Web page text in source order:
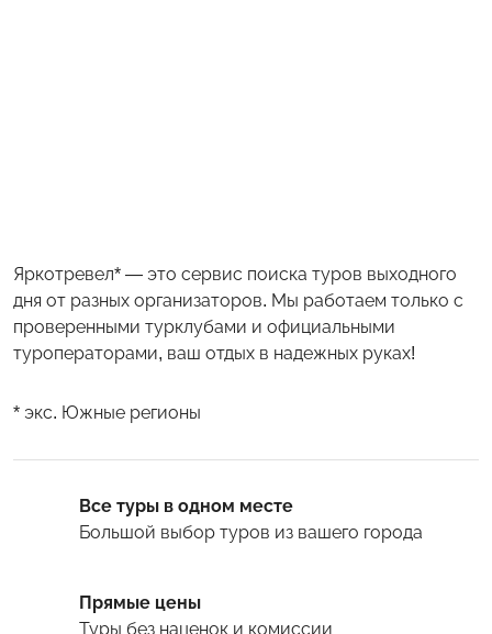
Яркотревел* — это сервис поиска туров выходного
дня от разных организаторов. Мы работаем только с
проверенными турклубами и официальными
туроператорами, ваш отдых в надежных руках!
* экс. Южные регионы
Все туры в одном месте
Большой выбор туров из вашего города
Прямые цены
Туры без наценок и комиссии